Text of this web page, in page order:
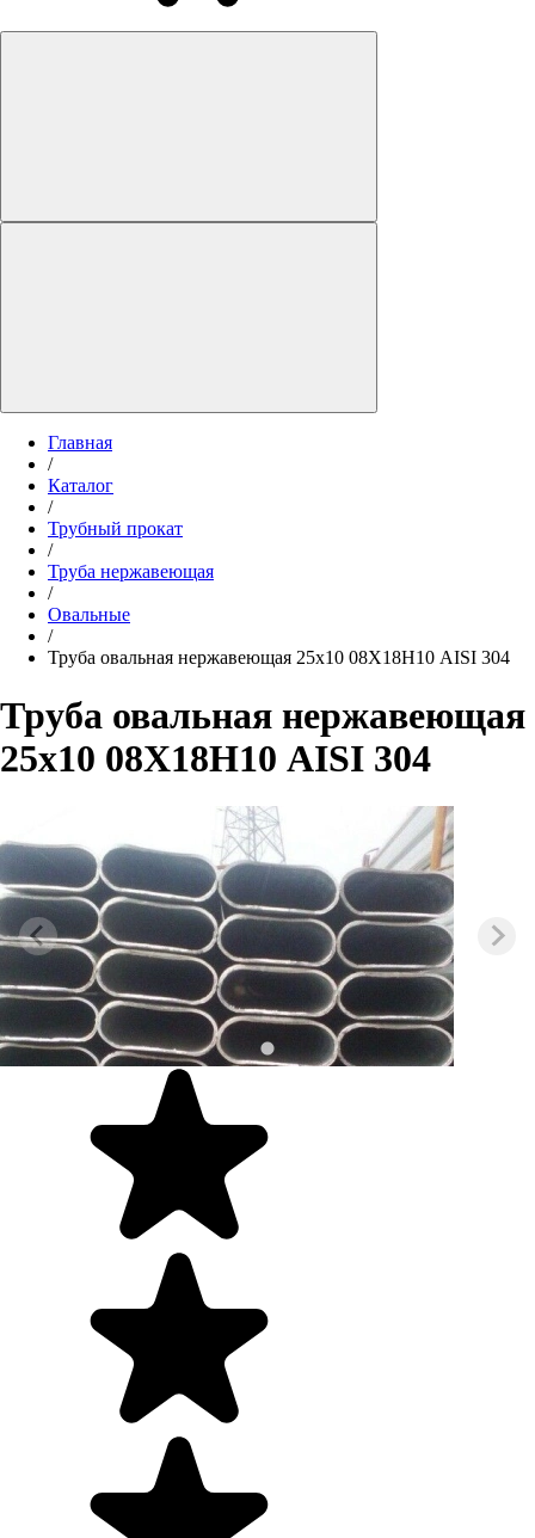
Главная
/
Каталог
/
Трубный прокат
/
Труба нержавеющая
/
Овальные
/
Труба овальная нержавеющая 25х10 08Х18Н10 AISI 304
Труба овальная нержавеющая
25х10 08Х18Н10 AISI 304